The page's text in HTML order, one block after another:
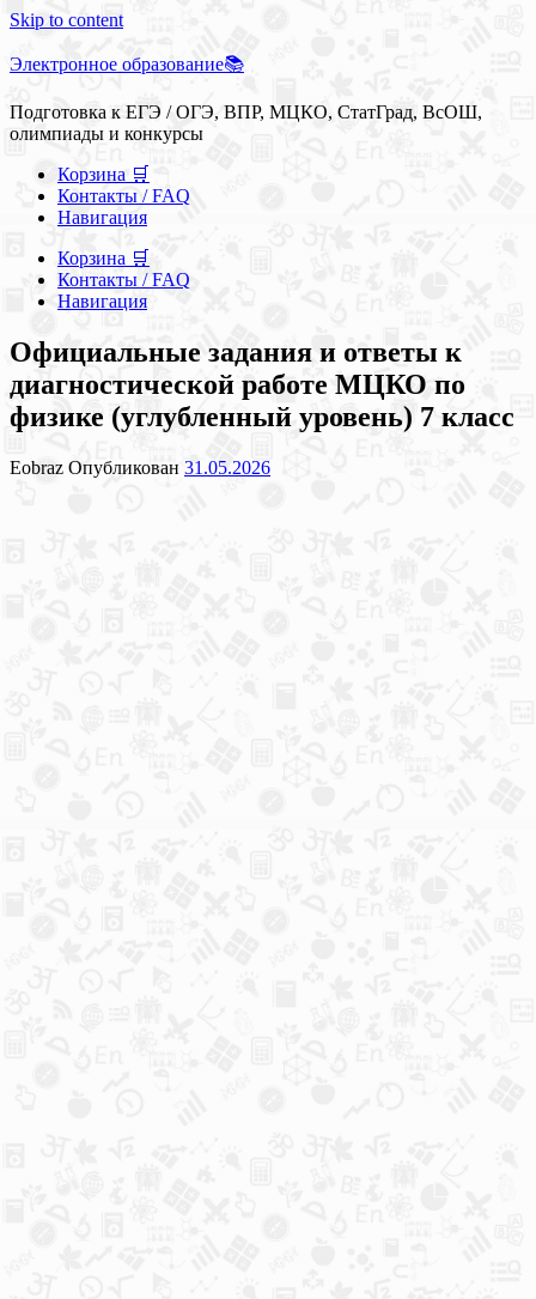
Skip to content
Электронное образование📚
Подготовка к ЕГЭ / ОГЭ, ВПР, МЦКО, СтатГрад, ВсОШ,
олимпиады и конкурсы
Корзина 🛒
Контакты / FAQ
Навигация
Корзина 🛒
Контакты / FAQ
Навигация
Официальные задания и ответы к
диагностической работе МЦКО по
физике (углубленный уровень) 7 класс
Eobraz Опубликован 31.05.2026